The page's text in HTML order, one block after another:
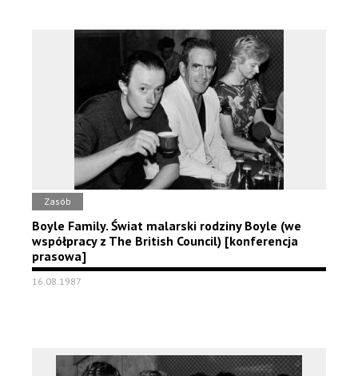
Zasób
Boyle Family. Świat malarski rodziny Boyle (we
współpracy z The British Council) [konferencja
prasowa]
16.08.1987